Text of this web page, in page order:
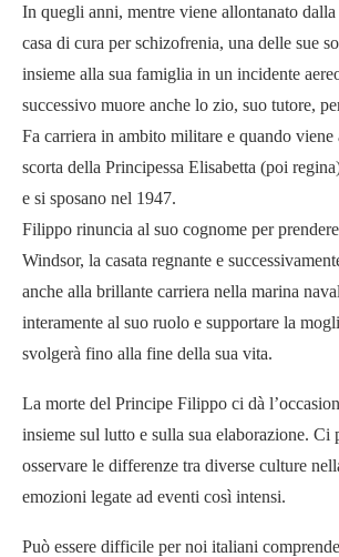
In quegli anni, mentre viene allontanato dalla
casa di cura per schizofrenia, una delle sue
insieme alla sua famiglia in un incidente
successivo muore anche lo zio, suo tutore,
Fa carriera in ambito militare e quando viene
scorta della Principessa Elisabetta (poi
e si sposano nel 1947.
Filippo rinuncia al suo cognome per
Windsor, la casata regnante e
anche alla brillante carriera nella marina
interamente al suo ruolo e supportare la
svolgerà fino alla fine della sua vita.
La morte del Principe Filippo ci dà
insieme sul lutto e sulla sua elaborazione. Ci
osservare le differenze tra diverse culture
emozioni legate ad eventi così intensi.
Può essere difficile per noi italiani